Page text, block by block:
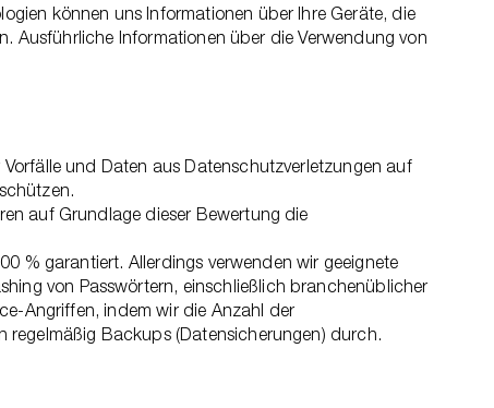
können uns Informationen über Ihre Geräte, die
Ausführliche Informationen über die Verwendung von
und Daten aus Datenschutzverletzungen auf
auf Grundlage dieser Bewertung die
% garantiert. Allerdings verwenden wir geeignete
von Passwörtern, einschließlich branchenüblicher
Angriffen, indem wir die Anzahl der
regelmäßig Backups (Datensicherungen) durch.